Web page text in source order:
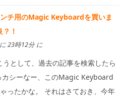
チ用のMagic Keyboardを買いま
！
23時12分 に
うとして、過去の記事を検索したら
シーなー、このMagic Keyboard
ったかな。 それはさておき、今年